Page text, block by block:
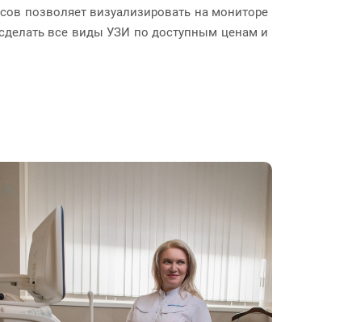
позволяет визуализировать на мониторе
сделать все виды УЗИ по доступным ценам и